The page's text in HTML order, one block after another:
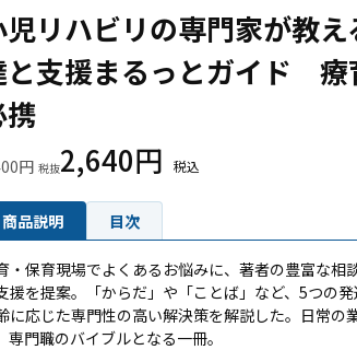
児リハビリの専門家が教
と支援まるっとガイド 療
携
円 2,640円
商品説明 目次
・保育現場でよくあるお悩みに、著者の豊富な相
援を提案。「からだ」や「ことば」など、5つの発
に応じた専門性の高い解決策を解説した。日常の
専門職のバイブルとなる一冊。